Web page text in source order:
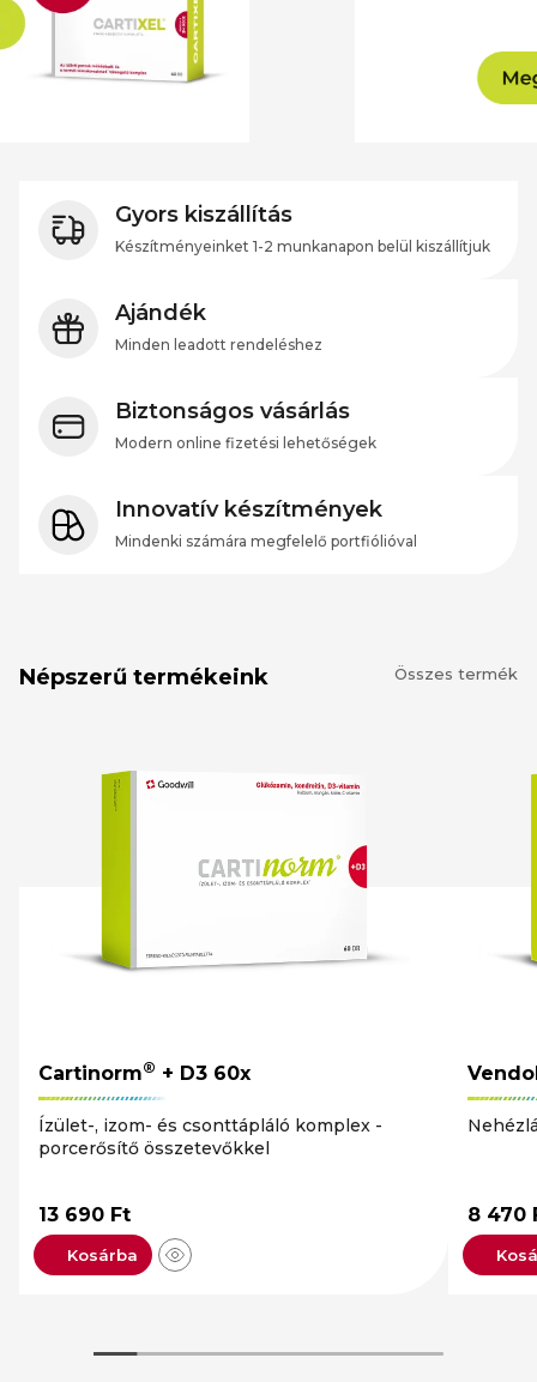
Gyors kiszállítás
Készítményeinket 1-2 munkanapon belül kiszállítjuk
Ajándék
Minden leadott rendeléshez
Biztonságos vásárlás
Modern online fizetési lehetőségek
Innovatív készítmények
Mindenki számára megfelelő portfiólióval
Népszerű termékeink Összes termék
Cartinorm® + D3 60x
Ízület-, izom- és csonttápláló komplex -
porcerősítő összetevőkkel
13 690 Ft
Kosárba
8 470